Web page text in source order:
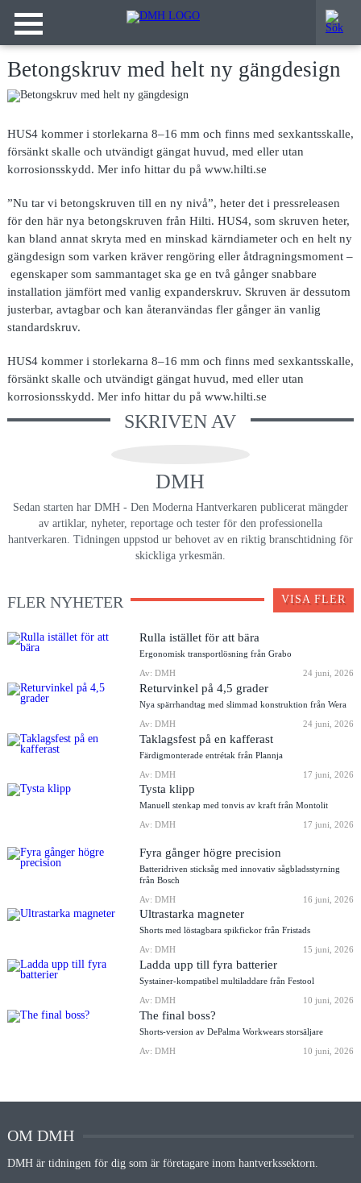
Betongskruv med helt ny gängdesign
HUS4 kommer i storlekarna 8–16 mm och finns med sexkantsskalle,
försänkt skalle och utvändigt gängat huvud, med eller utan
korrosionsskydd. Mer info hittar du på www.hilti.se
”Nu tar vi betongskruven till en ny nivå”, heter det i pressreleasen
för den här nya betongskruven från Hilti. HUS4, som skruven heter,
kan bland annat skryta med en minskad kärndiameter och en helt ny
gängdesign som varken kräver rengöring eller åtdragningsmoment –
egenskaper som sammantaget ska ge en två gånger snabbare
installation jämfört med vanlig expanderskruv. Skruven är dessutom
justerbar, avtagbar och kan återanvändas fler gånger än vanlig
standardskruv.
HUS4 kommer i storlekarna 8–16 mm och finns med sexkantsskalle,
försänkt skalle och utvändigt gängat huvud, med eller utan
korrosionsskydd. Mer info hittar du på www.hilti.se
SKRIVEN AV
DMH
Sedan starten har DMH - Den Moderna Hantverkaren publicerat mängder
av artiklar, nyheter, reportage och tester för den professionella
hantverkaren. Tidningen uppstod ur behovet av en riktig branschtidning för
skickliga yrkesmän.
FLER NYHETER VISA FLER
Rulla istället för att bära
Ergonomisk transportlösning från Grabo
Av: DMH
24 juni, 2026
Returvinkel på 4,5 grader
Nya spärrhandtag med slimmad konstruktion från Wera
Av: DMH
24 juni, 2026
Taklagsfest på en kafferast
Färdigmonterade entrétak från Plannja
Av: DMH
17 juni, 2026
Tysta klipp
Manuell stenkap med tonvis av kraft från Montolit
Av: DMH
17 juni, 2026
Fyra gånger högre precision
Batteridriven sticksåg med innovativ sågbladsstyrning
från Bosch
Av: DMH
16 juni, 2026
Ultrastarka magneter
Shorts med löstagbara spikfickor från Fristads
Av: DMH
15 juni, 2026
Ladda upp till fyra batterier
Systainer-kompatibel multiladdare från Festool
Av: DMH
10 juni, 2026
The final boss?
Shorts-version av DePalma Workwears storsäljare
Av: DMH
10 juni, 2026
OM DMH
DMH är tidningen för dig som är företagare inom hantverkssektorn.